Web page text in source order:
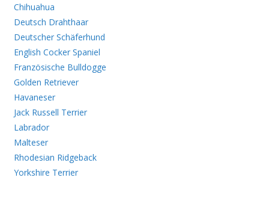
Chihuahua
Deutsch Drahthaar
Deutscher Schäferhund
English Cocker Spaniel
Französische Bulldogge
Golden Retriever
Havaneser
Jack Russell Terrier
Labrador
Malteser
Rhodesian Ridgeback
Yorkshire Terrier